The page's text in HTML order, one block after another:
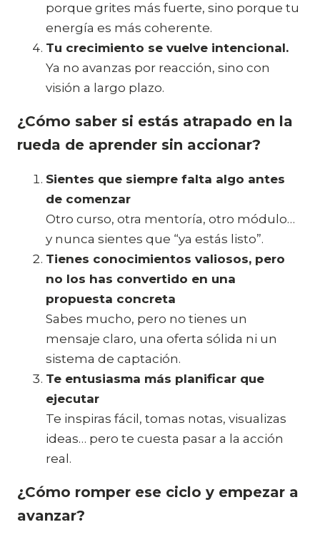
porque grites más fuerte, sino porque tu
energía es más coherente.
Tu crecimiento se vuelve intencional.
Ya no avanzas por reacción, sino con
visión a largo plazo.
¿Cómo saber si estás atrapado en la
rueda de aprender sin accionar?
Sientes que siempre falta algo antes
de comenzar
Otro curso, otra mentoría, otro módulo…
y nunca sientes que “ya estás listo”.
Tienes conocimientos valiosos, pero
no los has convertido en una
propuesta concreta
Sabes mucho, pero no tienes un
mensaje claro, una oferta sólida ni un
sistema de captación.
Te entusiasma más planificar que
ejecutar
Te inspiras fácil, tomas notas, visualizas
ideas… pero te cuesta pasar a la acción
real.
¿Cómo romper ese ciclo y empezar a
avanzar?